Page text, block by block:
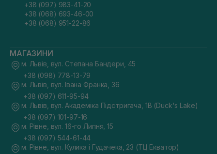
+38 (097) 983-41-20
+38 (068) 693-46-00
+38 (068) 951-22-86
МАГАЗИНИ
м. Львів, вул. Степана Бандери, 45
+38 (098) 778-13-79
м. Львів, вул. Івана Франка, 36
+38 (097) 611-95-94
м. Львів, вул. Академіка Підстригача, 1В (Duck's Lake)
+38 (097) 101-97-16
м. Рівне, вул. 16-го Липня, 15
+38 (097) 544-61-44
м. Рівне, вул. Кулика і Гудачека, 23 (ТЦ Екватор)